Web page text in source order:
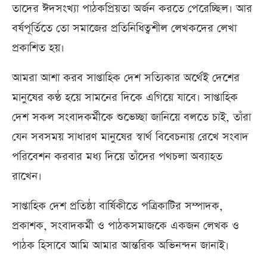
তাদের ঈদসংখ্যা পাঠকপ্রিয়তা অর্জন করতে পেরেচ্ছিল। আর
বর্ষপূর্তিতে তো সমাজের প্রতিনিধিত্বশীল লেখকদের লেখা
প্রকাশিত হয়।
আমরা আশা করব সাপ্তাহিক দেশ সত্যিকার অর্থেই দেশের
মানুষের কণ্ঠ হয়ে সামনের দিকে এগিয়ে যাবে। সাপ্তাহিক
দেশ সকল সংবাদকর্মীকে শুভেচ্ছা জানিয়ে বলতে চাই, তাঁরা
যেন সবসময় সাধারণ মানুষের স্বার্থ বিবেচনায় রেখে সংবাদ
পরিবেশন করবার মধ্য দিয়ে তাঁদের পথচলা অব্যাহত
রাখেন।
সাপ্তাহিক দেশ প্রতিষ্ঠা বার্ষিকীতে পত্রিকাটির সম্পাদক,
প্রকাশক, সংবাদকর্মী ও পাঠকসমাজকে একজন লেখক ও
পাঠক হিসাবে আমি আমার আন্তরিক অভিনন্দন জানাই।